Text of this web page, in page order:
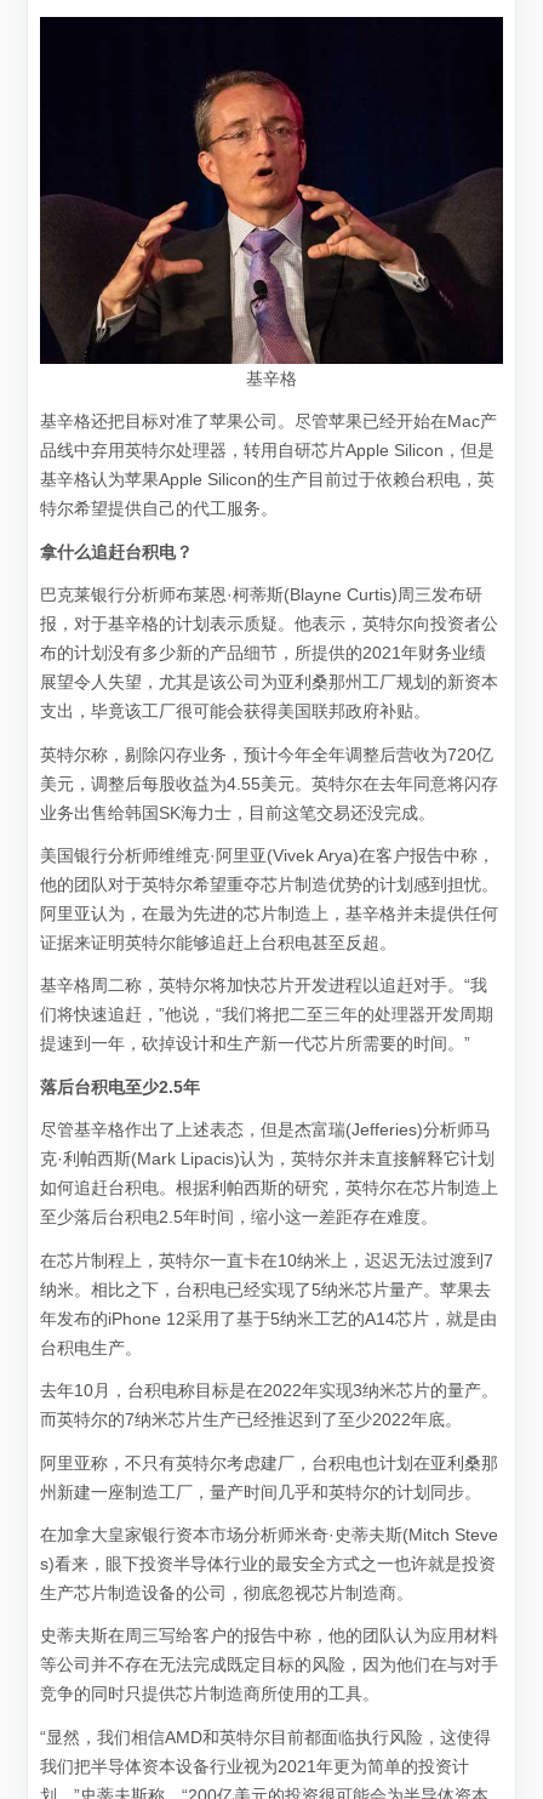
基辛格
基辛格还把目标对准了苹果公司。尽管苹果已经开始在Mac产
品线中弃用英特尔处理器，转用自研芯片Apple Silicon，但是
基辛格认为苹果Apple Silicon的生产目前过于依赖台积电，英
特尔希望提供自己的代工服务。
拿什么追赶台积电？
巴克莱银行分析师布莱恩·柯蒂斯(Blayne Curtis)周三发布研
报，对于基辛格的计划表示质疑。他表示，英特尔向投资者公
布的计划没有多少新的产品细节，所提供的2021年财务业绩
展望令人失望，尤其是该公司为亚利桑那州工厂规划的新资本
支出，毕竟该工厂很可能会获得美国联邦政府补贴。
英特尔称，剔除闪存业务，预计今年全年调整后营收为720亿
美元，调整后每股收益为4.55美元。英特尔在去年同意将闪存
业务出售给韩国SK海力士，目前这笔交易还没完成。
美国银行分析师维维克·阿里亚(Vivek Arya)在客户报告中称，
他的团队对于英特尔希望重夺芯片制造优势的计划感到担忧。
阿里亚认为，在最为先进的芯片制造上，基辛格并未提供任何
证据来证明英特尔能够追赶上台积电甚至反超。
基辛格周二称，英特尔将加快芯片开发进程以追赶对手。“我
们将快速追赶，”他说，“我们将把二至三年的处理器开发周期
提速到一年，砍掉设计和生产新一代芯片所需要的时间。”
落后台积电至少2.5年
尽管基辛格作出了上述表态，但是杰富瑞(Jefferies)分析师马
克·利帕西斯(Mark Lipacis)认为，英特尔并未直接解释它计划
如何追赶台积电。根据利帕西斯的研究，英特尔在芯片制造上
至少落后台积电2.5年时间，缩小这一差距存在难度。
在芯片制程上，英特尔一直卡在10纳米上，迟迟无法过渡到7
纳米。相比之下，台积电已经实现了5纳米芯片量产。苹果去
年发布的iPhone 12采用了基于5纳米工艺的A14芯片，就是由
台积电生产。
去年10月，台积电称目标是在2022年实现3纳米芯片的量产。
而英特尔的7纳米芯片生产已经推迟到了至少2022年底。
阿里亚称，不只有英特尔考虑建厂，台积电也计划在亚利桑那
州新建一座制造工厂，量产时间几乎和英特尔的计划同步。
在加拿大皇家银行资本市场分析师米奇·史蒂夫斯(Mitch Steve
s)看来，眼下投资半导体行业的最安全方式之一也许就是投资
生产芯片制造设备的公司，彻底忽视芯片制造商。
史蒂夫斯在周三写给客户的报告中称，他的团队认为应用材料
等公司并不存在无法完成既定目标的风险，因为他们在与对手
竞争的同时只提供芯片制造商所使用的工具。
“显然，我们相信AMD和英特尔目前都面临执行风险，这使得
我们把半导体资本设备行业视为2021年更为简单的投资计
划，”史蒂夫斯称，“200亿美元的投资很可能会为半导体资本